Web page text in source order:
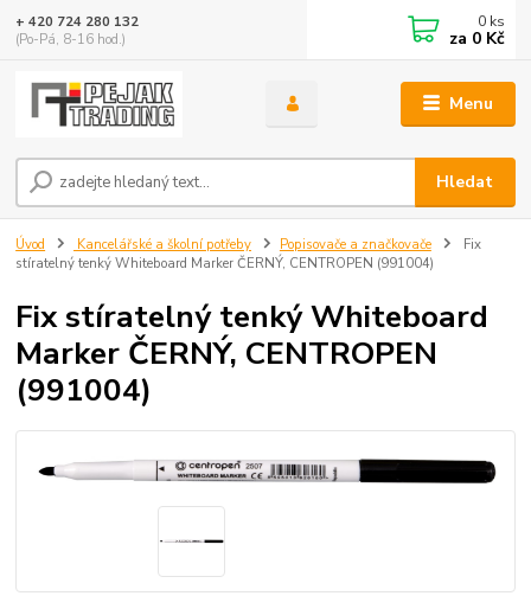
Menu
Hledat
+ 420 724 280 132
(Po-Pá, 8-16 hod.)
0 ks
za 0 Kč
Úvod Kancelářské a školní potřeby Popisovače a značkovače
Fix
stíratelný tenký Whiteboard Marker ČERNÝ, CENTROPEN (991004)
Fix stíratelný tenký Whiteboard
Marker ČERNÝ, CENTROPEN
(991004)